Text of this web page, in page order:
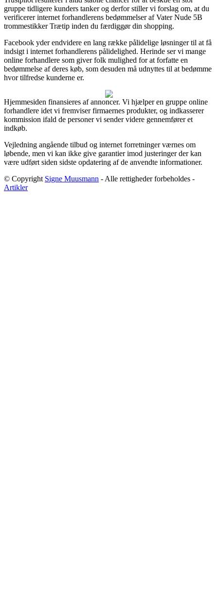
gruppe tidligere kunders tanker og derfor stiller vi forslag om, at du
verificerer internet forhandlerens bedømmelser af Vater Nude 5B
trommestikker Trætip inden du færdiggør din shopping.
Facebook yder endvidere en lang række pålidelige løsninger til at få
indsigt i internet forhandlerens pålidelighed. Herinde ser vi mange
online forhandlere som giver folk mulighed for at forfatte en
bedømmelse af deres køb, som desuden må udnyttes til at bedømme
hvor tilfredse kunderne er.
Hjemmesiden finansieres af annoncer. Vi hjælper en gruppe online
forhandlere idet vi fremviser firmaernes produkter, og indkasserer
kommission ifald de personer vi sender videre gennemfører et
indkøb.
Vejledning angående tilbud og internet forretninger værnes om
løbende, men vi kan ikke give garantier imod justeringer der kan
være udført siden sidste opdatering af de anvendte informationer.
© Copyright Signe Muusmann - Alle rettigheder forbeholdes -
Artikler